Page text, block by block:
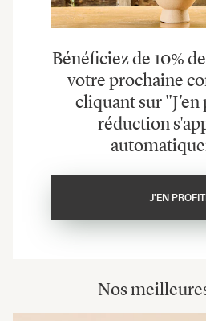
Bénéficiez de 10%
votre prochaine
cliquant sur "J'en
réduction
J'EN
Nos